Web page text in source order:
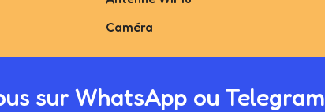
Caméra
sur WhatsApp ou Telegram